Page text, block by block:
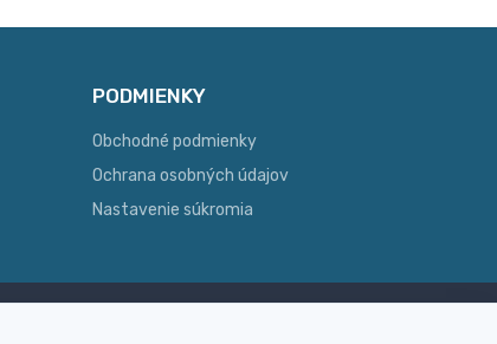
PODMIENKY
Obchodné podmienky
Ochrana osobných údajov
Nastavenie súkromia